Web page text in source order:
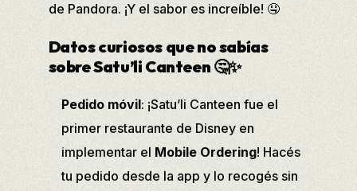
de Pandora. ¡Y el sabor es increíble! 🤤
Datos curiosos que no sabías
sobre Satu’li Canteen 🤔✨
Pedido móvil: ¡Satu’li Canteen fue el
primer restaurante de Disney en
implementar el Mobile Ordering! Hacés
tu pedido desde la app y lo recogés sin